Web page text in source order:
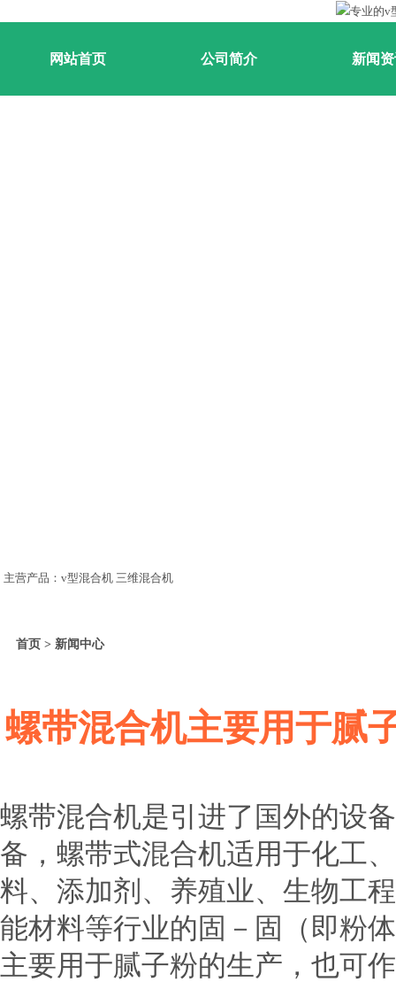
网站首页 公司简介 新闻
主营产品：v型混合机 三维混合机
首页 > 新闻中心
螺带混合机主要用于腻
螺带混合机是引进了国外的设
备，螺带式混合机适用于化工
料、添加剂、养殖业、生物工
能材料等行业的固－固（即粉
主要用于腻子粉的生产，也可